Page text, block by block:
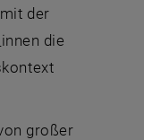
der
die
großer